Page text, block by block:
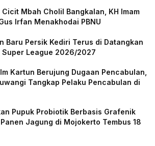
Mbah Cholil Bangkalan, KH Imam
Irfan Menakhodai PBNU
Baru Persik Kediri Terus di Datangkan
Super League 2026/2027
Kartun Berujung Dugaan Pencabulan,
Tangkap Pelaku Pencabulan di
Pupuk Probiotik Berbasis Grafenik
Jagung di Mojokerto Tembus 18